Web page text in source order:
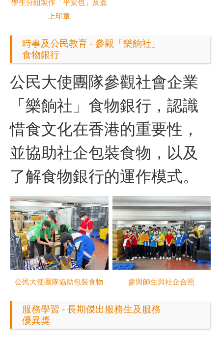
學生分組製作「平安包」及蓋
上印章
時事及公民教育 - 參觀「樂餉社」
食物銀行
公民大使團隊參觀社會企業
「樂餉社」食物銀行，認識
惜食文化在香港的重要性，
並協助社企包裝食物，以及
了解食物銀行的運作模式。
公民大使團隊協助包裝食物 參與師生與社企合照
服務學習 - 長期傑出服務生及服務
優異獎